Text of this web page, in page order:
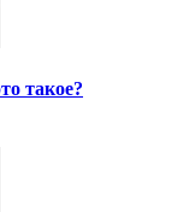
такое?